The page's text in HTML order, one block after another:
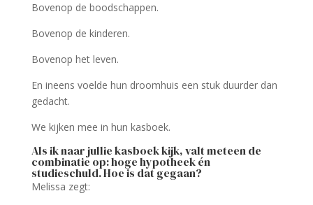
Bovenop de boodschappen.
Bovenop de kinderen.
Bovenop het leven.
En ineens voelde hun droomhuis een stuk duurder dan
gedacht.
We kijken mee in hun kasboek.
Als ik naar jullie kasboek kijk, valt meteen de
combinatie op: hoge hypotheek én
studieschuld. Hoe is dat gegaan?
Melissa zegt: